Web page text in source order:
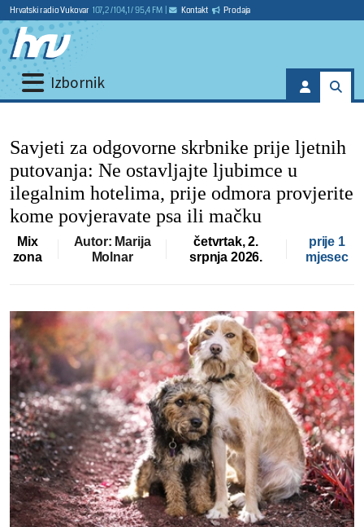
Hrvatski radio Vukovar 107,2 / 104,1 / 95,4 FM Kontakt Prodaja
Izbornik
Savjeti za odgovorne skrbnike prije ljetnih
putovanja: Ne ostavljajte ljubimce u
ilegalnim hotelima, prije odmora provjerite
kome povjeravate psa ili mačku
Mix
zona
Autor: Marija
Molnar
četvrtak, 2.
srpnja 2026.
prije 1
mjesec